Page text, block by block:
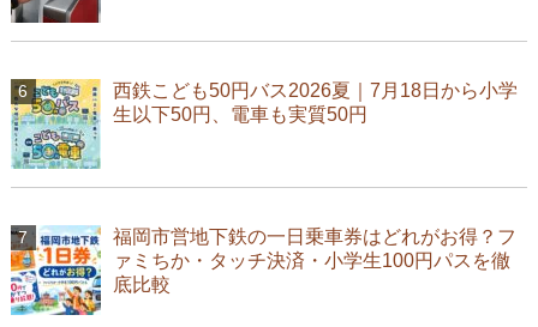
西鉄こども50円バス2026夏｜7月18日から小学
生以下50円、電車も実質50円
福岡市営地下鉄の一日乗車券はどれがお得？フ
ァミちか・タッチ決済・小学生100円パスを徹
底比較